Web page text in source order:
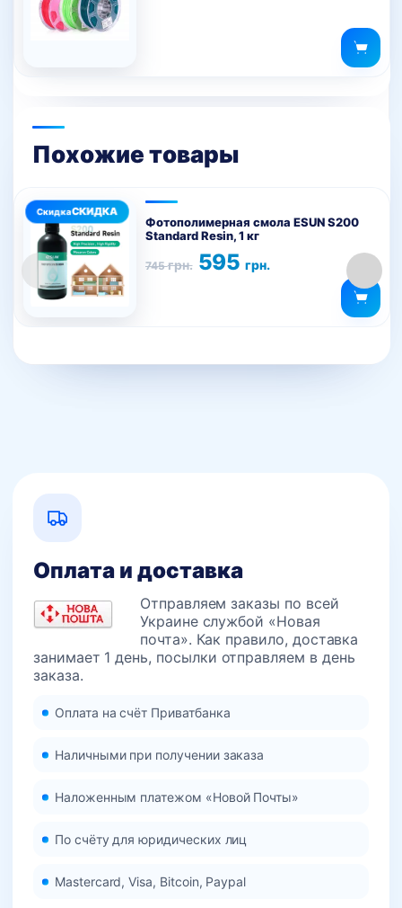
Похожие товары
Фотополимерная смола ESUN S200
Standard Resin, 1 кг
745грн.
Первоначальная
цена
595грн.
Текущая
цена:
Этот
товар
имеет
несколько
вариаций.
Опции
Оплата и доставка
Отправляем заказы по всей
Украине службой «Новая
почта». Как правило, доставка
занимает 1 день, посылки отправляем в день
заказа.
Оплата на счёт Приватбанка
Наличными при получении заказа
Наложенным платежом «Новой Почты»
По счёту для юридических лиц
Mastercard, Visa, Bitcoin, Paypal